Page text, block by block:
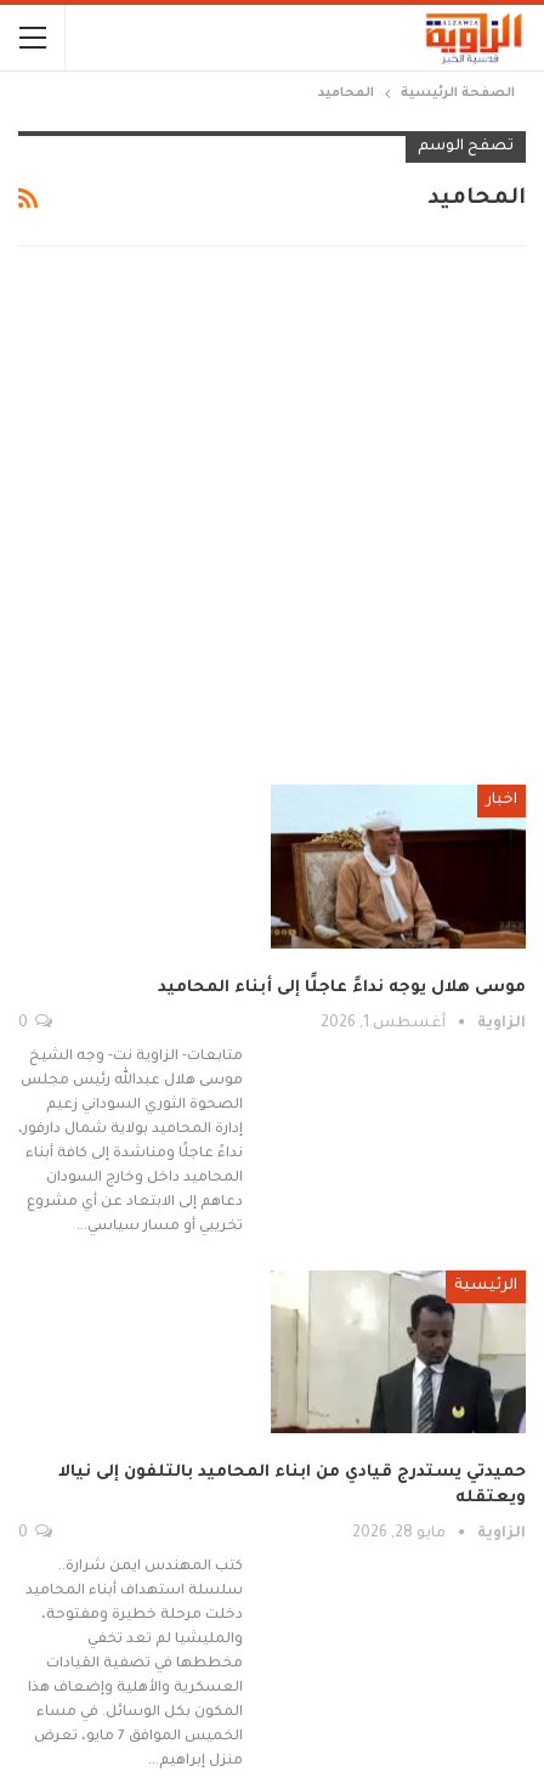
الصفحة الرئيسية المحاميد
تصفح الوسم
المحاميد
اخبار
موسى هلال يوجه نداءً عاجلًا إلى أبناء المحاميد
الزاوية أغسطس 1, 2026
متابعات- الزاوية نت- وجه الشيخ
موسى هلال عبدالله رئيس مجلس
الصحوة الثوري السوداني زعيم
إدارة المحاميد بولاية شمال دارفور،
نداءً عاجلًا ومناشدة إلى كافة أبناء
المحاميد داخل وخارج السودان
دعاهم إلى الابتعاد عن أي مشروع
تخريبي أو مسار سياسي…
الرئيسية
حميدتي يستدرج قيادي من ابناء المحاميد بالتلفون إلى نيالا
ويعتقله
الزاوية مايو 28, 2026
كتب المهندس ايمن شرارة..
سلسلة استهداف أبناء المحاميد
دخلت مرحلة خطيرة ومفتوحة،
والمليشيا لم تعد تخفي
مخططها في تصفية القيادات
العسكرية والأهلية وإضعاف هذا
المكون بكل الوسائل. في مساء
الخميس الموافق 7 مايو، تعرض
منزل إبراهيم…